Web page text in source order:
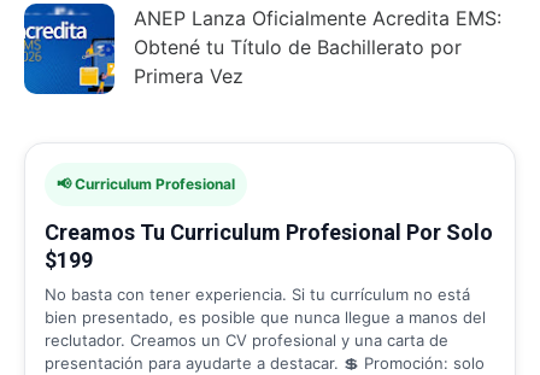
ANEP Lanza Oficialmente Acredita EMS:
Obtené tu Título de Bachillerato por
Primera Vez
📢 Curriculum Profesional
Creamos Tu Curriculum Profesional Por Solo
$199
No basta con tener experiencia. Si tu currículum no está
bien presentado, es posible que nunca llegue a manos del
reclutador. Creamos un CV profesional y una carta de
presentación para ayudarte a destacar. 💲 Promoción: solo